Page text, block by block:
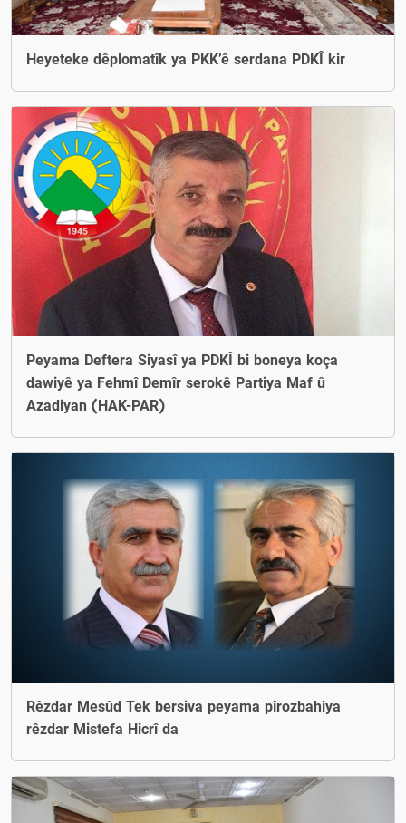
Heyeteke dêplomatîk ya PKK’ê serdana PDKÎ kir
Peyama Deftera Siyasî ya PDKÎ bi boneya koça
dawiyê ya Fehmî Demîr serokê Partiya Maf û
Azadiyan (HAK-PAR)
Rêzdar Mesûd Tek bersiva peyama pîrozbahiya
rêzdar Mistefa Hicrî da